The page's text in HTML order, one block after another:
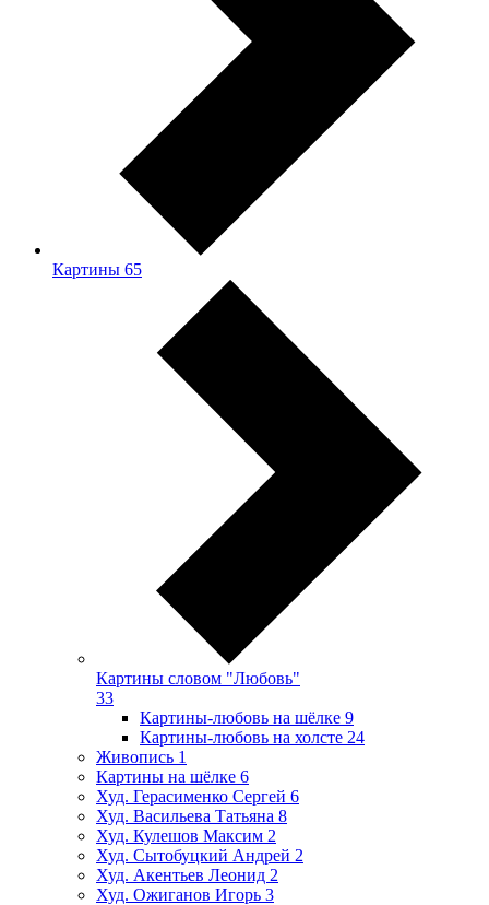
Картины 65
Картины словом "Любовь"
33
Картины-любовь на шёлке 9
Картины-любовь на холсте 24
Живопись 1
Картины на шёлке 6
Худ. Герасименко Сергей 6
Худ. Васильева Татьяна 8
Худ. Кулешов Максим 2
Худ. Сытобуцкий Андрей 2
Худ. Акентьев Леонид 2
Худ. Ожиганов Игорь 3